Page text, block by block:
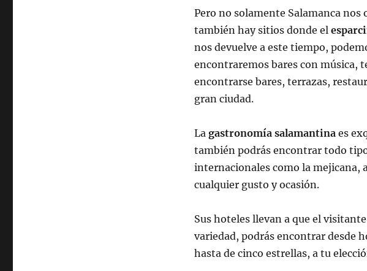
Pero no solamente Salamanca
también hay sitios donde el
nos devuelve a este tiempo,
encontraremos bares con música,
encontrarse bares, terrazas,
gran ciudad.
La gastronomía salamantinaes
también podrás encontrar todo
internacionales como la mejicana,
cualquier gusto y ocasión.
Sus hoteles llevan a que el
variedad, podrás encontrar desde
hasta de cinco estrellas, a tu